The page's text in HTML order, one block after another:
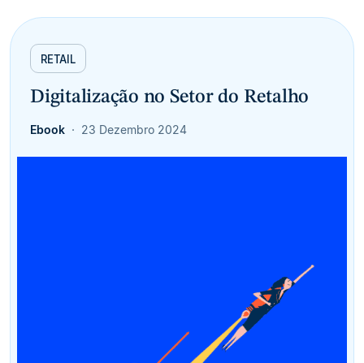
RETAIL
Digitalização no Setor do Retalho
Ebook 23 Dezembro 2024